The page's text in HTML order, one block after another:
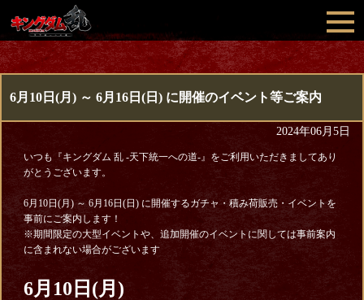
6月10日(月) ～ 6月16日(日) に開催のイベント等ご案内
2024年06月5日
いつも『キングダム 乱 -天下統一への道-』をご利用いただきましてあり
がとうございます。
6月10日(月) ～ 6月16日(日) に開催するガチャ・積み荷販売・イベントを
事前にご案内します！
※期間限定の大型イベントや、追加開催のイベントに関しては事前案内
に含まれない場合がございます
6月10日(月)